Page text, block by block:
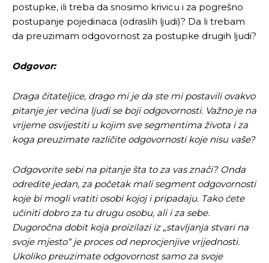
postupke, ili treba da snosimo krivicu i za pogrešno
postupanje pojedinaca (odraslih ljudi)? Da li trebam
da preuzimam odgovornost za postupke drugih ljudi?
Odgovor:
Draga čitateljice, drago mi je da ste mi postavili ovakvo
pitanje jer većina ljudi se boji odgovornosti. Važno je na
vrijeme osvijestiti u kojim sve segmentima života i za
koga preuzimate različite odgovornosti koje nisu vaše?
Odgovorite sebi na pitanje šta to za vas znači? Onda
odredite jedan, za početak mali segment odgovornosti
koje bi mogli vratiti osobi kojoj i pripadaju. Tako ćete
učiniti dobro za tu drugu osobu, ali i za sebe.
Dugoročna dobit koja proizilazi iz „stavljanja stvari na
svoje mjesto“ je proces od neprocjenjive vrijednosti.
Ukoliko preuzimate odgovornost samo za svoje